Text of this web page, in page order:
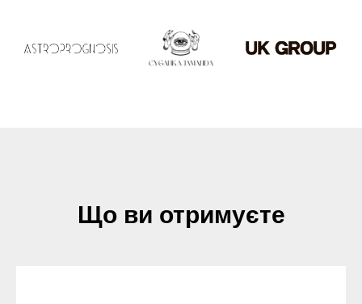
Що ви отримуєте